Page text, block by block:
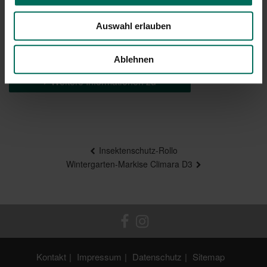
Auswahl erlauben
Ablehnen
Brillante Extras
Weitere Informationen zu
Insektenschutz-Rollo
Wintergarten-Markise Climara D3
Kontakt Impressum Datenschutz Sitemap